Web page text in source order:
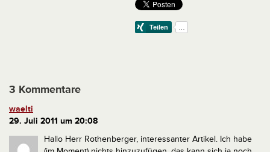
3 Kommentare
waelti
29. Juli 2011 um 20:08
Hallo Herr Rothenberger, interessanter Artikel. Ich habe